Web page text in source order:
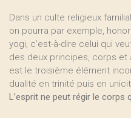
Dans un culte religieux
on pourra par exemple,
yogi, c’est-à-dire celui qui
des deux principes, corps et
est le troisième élément
dualité en trinité puis en
L’esprit ne peut régir le corps